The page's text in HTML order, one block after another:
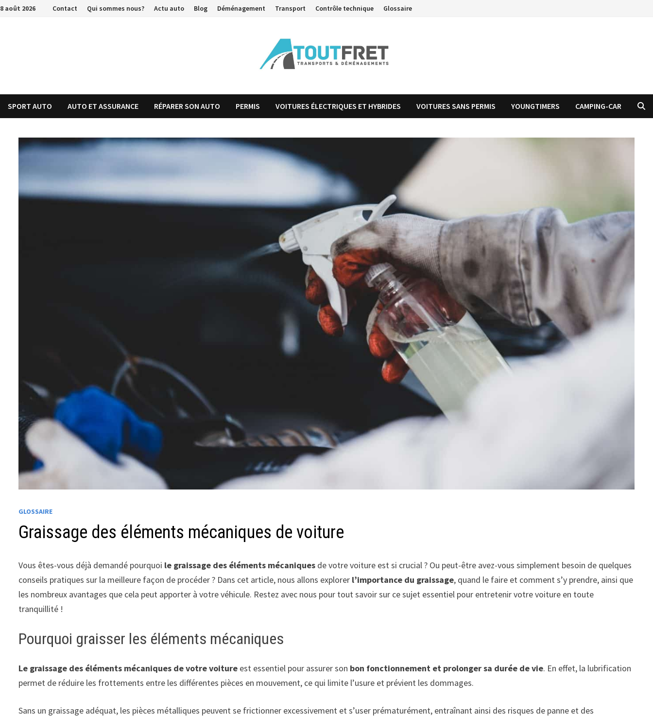
Passer
8 août 2026 Contact Qui sommes nous? Actu auto Blog Déménagement Transport Contrôle technique Glossaire
SPORT AUTO AUTO ET ASSURANCE RÉPARER SON AUTO PERMIS VOITURES ÉLECTRIQUES ET HYBRIDES VOITURES SANS PERMIS YOUNGTIMERS CAMPING-CAR
GLOSSAIRE
Graissage des éléments mécaniques de voiture
Vous êtes-vous déjà demandé pourquoi le graissage des éléments mécaniques de votre voiture est si crucial ? Ou peut-être avez-vous simplement besoin de quelques
conseils pratiques sur la meilleure façon de procéder ? Dans cet article, nous allons explorer l’importance du graissage, quand le faire et comment s’y prendre, ainsi que
les nombreux avantages que cela peut apporter à votre véhicule. Restez avec nous pour tout savoir sur ce sujet essentiel pour entretenir votre voiture en toute
tranquillité !
Pourquoi graisser les éléments mécaniques
Le graissage des éléments mécaniques de votre voiture est essentiel pour assurer son bon fonctionnement et prolonger sa durée de vie. En effet, la lubrification
permet de réduire les frottements entre les différentes pièces en mouvement, ce qui limite l’usure et prévient les dommages.
Sans un graissage adéquat, les pièces métalliques peuvent se frictionner excessivement et s’user prématurément, entraînant ainsi des risques de panne et des